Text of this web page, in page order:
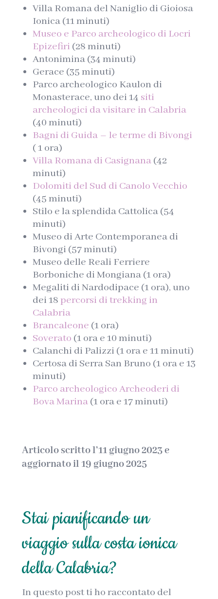
Villa Romana del Naniglio di Gioiosa
Ionica (11 minuti)
Museo e Parco archeologico di Locri
Epizefiri (28 minuti)
Antonimina (34 minuti)
Gerace (35 minuti)
Parco archeologico Kaulon di
Monasterace, uno dei 14 siti
archeologici da visitare in Calabria
(40 minuti)
Bagni di Guida – le terme di Bivongi
( 1 ora)
Villa Romana di Casignana(42
minuti)
Dolomiti del Sud di Canolo Vecchio
(45 minuti)
Stilo e la splendida Cattolica (54
minuti)
Museo di Arte Contemporanea di
Bivongi (57 minuti)
Museo delle Reali Ferriere
Borboniche di Mongiana (1 ora)
Megaliti di Nardodipace (1 ora), uno
dei 18 percorsi di trekking in
Calabria
Brancaleone (1 ora)
Soverato (1 ora e 10 minuti)
Calanchi di Palizzi (1 ora e 11 minuti)
Certosa di Serra San Bruno (1 ora e 13
minuti)
Parco archeologico Archeoderi di
Bova Marina(1 ora e 17 minuti)
Articolo scritto l’11 giugno 2023 e
aggiornato il 19 giugno 2025
Stai pianificando un
viaggio sulla costa ionica
della Calabria?
In questo post ti ho raccontato del